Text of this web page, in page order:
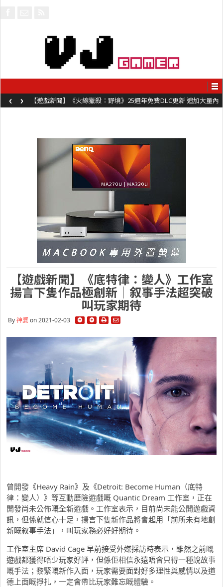
【遊戲新聞】《火線獵殺：野境》25週年免費DLC更新 追加大量內
容同時系舊作限時超平價折扣
‹ ›
【遊戲新聞】《底特律：變人》工作室
揚言下隻作品極創新｜叙事手法超突破
叫玩家期待
By神婆on 2021-02-03
曾開發《Heavy Rain》及《Detroit: Become Human（底特
律：變人）》等互動歷險遊戲嘅 Quantic Dream 工作室，正在
開發尚未公佈嘅全新遊戲。工作室表示，目前尚未能公開遊戲資
訊，但係就信心十足，揚言下隻新作品將會起用「前所未有地創
新嘅叙事手法」，叫玩家務必好好期待。
工作室主席 David Cage 早前接受外媒採訪時表示，雖然之前嘅
遊戲都獲得唔少玩家好評，但係佢相信永遠唔會只得一種說故事
嘅手法；黎緊嘅新作入面，玩家需要面對好多理性與感情以及道
德上面嘅掙扎，一定會帶比玩家難忘嘅體驗。